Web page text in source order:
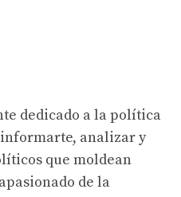
dedicado a la política
analizar y
que moldean
de la